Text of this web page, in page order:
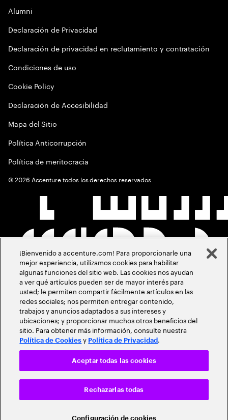
Alumni
Declaración de Privacidad
Declaración de privacidad en reclutamiento y contratación
Condiciones de uso
Cookie Policy
Declaración de Accesibilidad
Mapa del Sitio
Política Anticorrupción
Política de meritocracia
©2026 Accenture todos los derechos reservados
¡Bienvenido a accenture.com! Para proporcionarle una
mejor experiencia, utilizamos cookies para habilitar
algunas funciones del sitio web. Las cookies nos ayudan
a ver qué artículos pueden ser de mayor interés para
usted; le permiten compartir fácilmente artículos en las
redes sociales; nos permiten entregar contenido,
trabajos y anuncios adaptados a sus intereses y
ubicaciones; y proporcionar muchos otros beneficios del
sitio. Para obtener más información, consulte nuestra
Política de Cookies y Política de Privacidad .
Configuración de cookies
Rechazarlas todas
Aceptar todas las cookies